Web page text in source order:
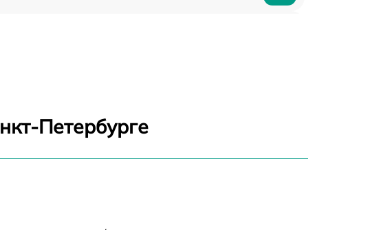
Петербурге